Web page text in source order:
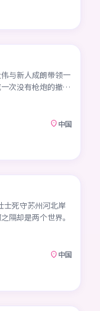
与新人成朗带领一
次没有枪炮的撤
中国
士死守苏州河北岸
隔却是两个世界。
中国